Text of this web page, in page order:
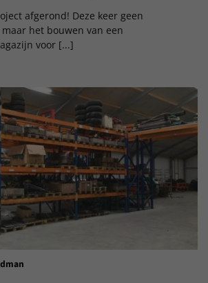
afgerond! Deze keer geen
het bouwen van een
voor [...]